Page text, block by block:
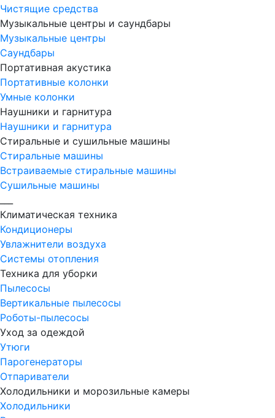
Чистящие средства
Музыкальные центры и саундбары
Музыкальные центры
Саундбары
Портативная акустика
Портативные колонки
Умные колонки
Наушники и гарнитура
Наушники и гарнитура
Стиральные и сушильные машины
Стиральные машины
Встраиваемые стиральные машины
Сушильные машины
Климатическая техника
Кондиционеры
Увлажнители воздуха
Системы отопления
Техника для уборки
Пылесосы
Вертикальные пылесосы
Роботы-пылесосы
Уход за одеждой
Утюги
Парогенераторы
Отпариватели
Холодильники и морозильные камеры
Холодильники